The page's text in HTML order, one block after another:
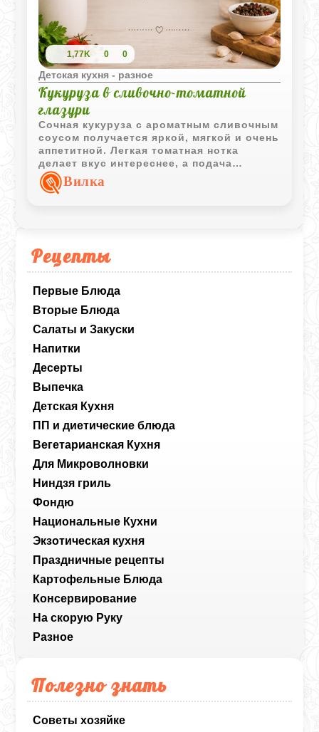
Рецепты
Первые Блюда
Вторые Блюда
Салаты и Закуски
Напитки
Десерты
Выпечка
Детская Кухня
ПП и диетические блюда
Вегетарианская Кухня
Для Микроволновки
Ниндзя гриль
Фондю
Национальные Кухни
Экзотическая кухня
Праздничные рецепты
Картофельные Блюда
Консервирование
На скорую Руку
Разное
Полезно знать
Советы хозяйке
1,77K 0 0
Детская кухня - разное
Кукуруза в сливочно-томатной
глазури
Сочная кукуруза с ароматным сливочным
соусом получается яркой, мягкой и очень
аппетитной. Легкая томатная нотка
делает вкус интереснее, а подача
небольшими кусочками особенно удобна
для семейного ужина и детского стола.
Вилка